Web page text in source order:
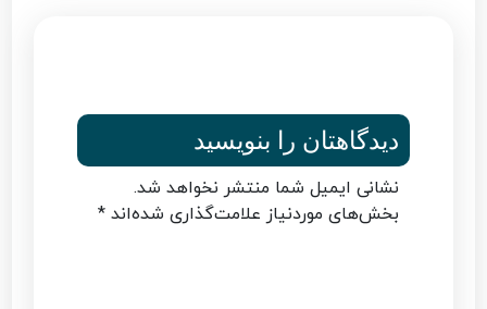
دیدگاهتان را بنویسید
نشانی ایمیل شما منتشر نخواهد شد.
بخش‌های موردنیاز علامت‌گذاری شده‌اند*